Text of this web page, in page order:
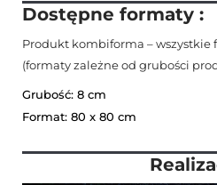
Dostępne formaty :
Produkt kombiforma –
(formaty zależne od grubości
Grubość: 8 cm
Format: 80 x 80 cm